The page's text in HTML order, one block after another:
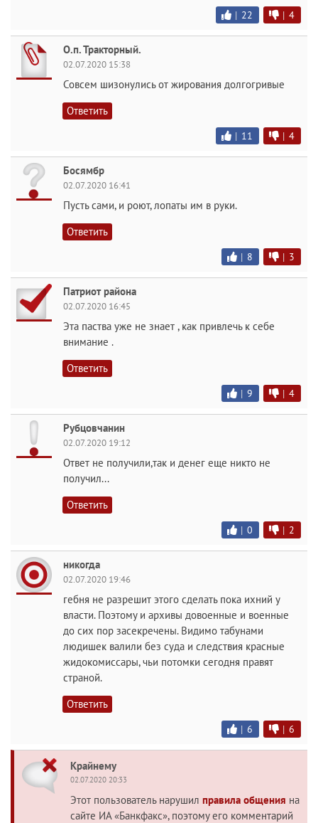
| 22 | 4
О.п. Тракторный.
02.07.2020 15:38
Совсем шизонулись от жирования долгогривые
Ответить
| 11 | 4
Босямбр
02.07.2020 16:41
Пусть сами, и роют, лопаты им в руки.
Ответить
| 8 | 3
Патриот района
02.07.2020 16:45
Эта паства уже не знает , как привлечь к себе
внимание .
Ответить
| 9 | 4
Рубцовчанин
02.07.2020 19:12
Ответ не получили,так и денег еще никто не
получил...
Ответить
| 0 | 2
никогда
02.07.2020 19:46
гебня не разрешит этого сделать пока ихний у
власти. Поэтому и архивы довоенные и военные
до сих пор засекречены. Видимо табунами
людишек валили без суда и следствия красные
жидокомиссары, чьи потомки сегодня правят
страной.
Ответить
| 6 | 6
Крайнему
02.07.2020 20:33
Этот пользователь нарушил правила общения на
сайте ИА «Банкфакс», поэтому его комментарий